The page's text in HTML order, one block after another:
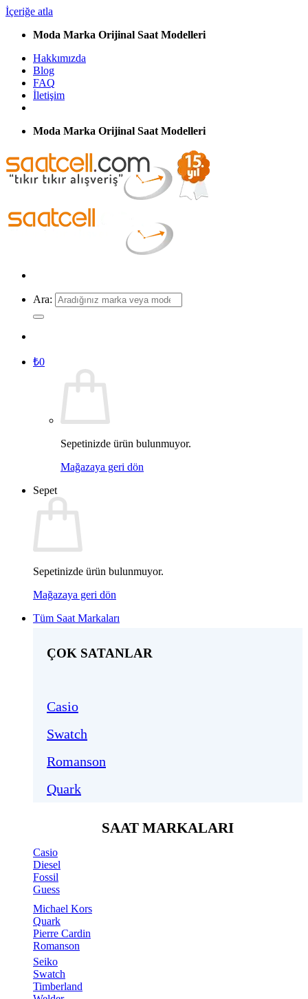
İçeriğe atla
Moda Marka Orijinal Saat Modelleri
Hakkımızda
Blog
FAQ
İletişim
Moda Marka Orijinal Saat Modelleri
Ara:
₺0
Sepetinizde ürün bulunmuyor.
Mağazaya geri dön
Sepet
Sepetinizde ürün bulunmuyor.
Mağazaya geri dön
Tüm Saat Markaları
ÇOK SATANLAR
Casio
Swatch
Romanson
Quark
SAAT MARKALARI
Casio
Diesel
Fossil
Guess
Michael Kors
Quark
Pierre Cardin
Romanson
Seiko
Swatch
Timberland